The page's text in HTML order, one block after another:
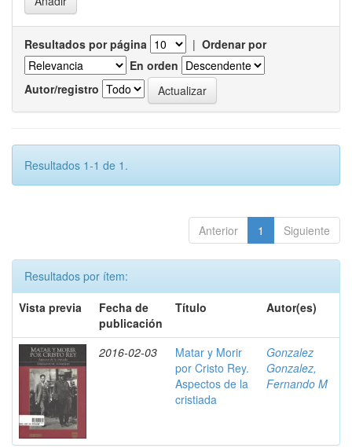
Resultados por página | Ordenar por
En orden
Autor/registro
Resultados 1-1 de 1.
Anterior 1 Siguiente
Resultados por ítem:
Vista previa
Fecha de
publicación
Título Autor(es)
2016-02-03
Matar y Morir
por Cristo Rey.
Aspectos de la
cristiada
Gonzalez
Gonzalez,
Fernando M